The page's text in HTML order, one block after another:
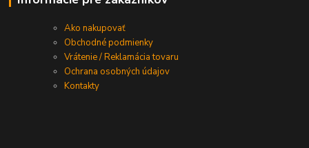
Ako nakupovať
Obchodné podmienky
Vrátenie / Reklamácia tovaru
Ochrana osobných údajov
Kontakty